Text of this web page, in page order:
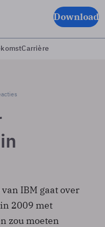
Download
Carrière
IBM gaat over
2009 met
zou moeten